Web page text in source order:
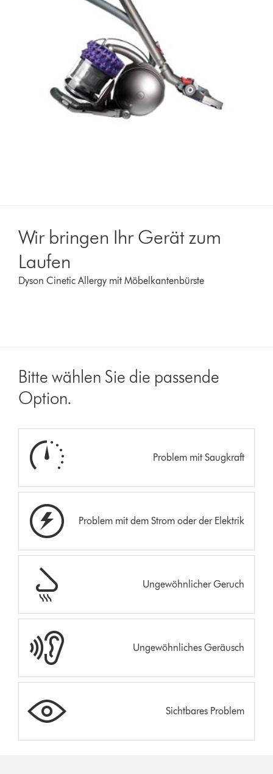
Wir bringen Ihr Gerät zum
Laufen
Dyson Cinetic Allergy mit Möbelkantenbürste
Bitte wählen Sie die passende
Option.
Problem mit Saugkraft
Problem mit dem Strom oder der Elektrik
Ungewöhnlicher Geruch
Ungewöhnliches Geräusch
Sichtbares Problem